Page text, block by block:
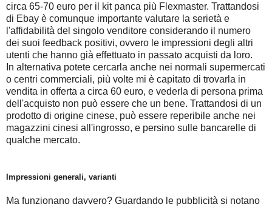
circa 65-70 euro per il kit panca più Flexmaster. Trattandosi
di Ebay è comunque importante valutare la serietà e
l'affidabilità del singolo venditore considerando il numero
dei suoi feedback positivi, ovvero le impressioni degli altri
utenti che hanno già effettuato in passato acquisti da loro.
In alternativa potete cercarla anche nei normali supermercati
o centri commerciali, più volte mi è capitato di trovarla in
vendita in offerta a circa 60 euro, e vederla di persona prima
dell'acquisto non può essere che un bene. Trattandosi di un
prodotto di origine cinese, può essere reperibile anche nei
magazzini cinesi all'ingrosso, e persino sulle bancarelle di
qualche mercato.
Impressioni generali, varianti
Ma funzionano davvero? Guardando le pubblicità si notano